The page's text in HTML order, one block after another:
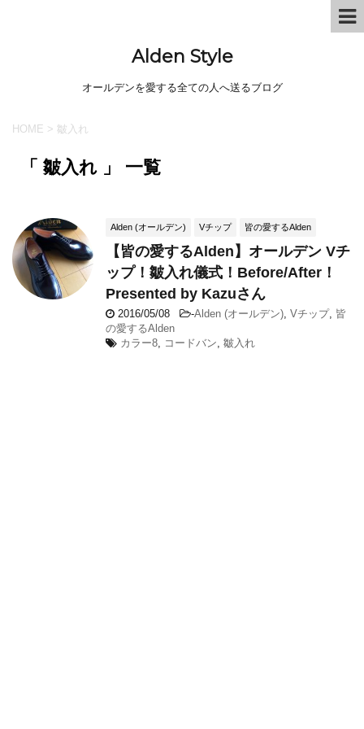
Alden Style
オールデンを愛する全ての人へ送るブログ
HOME > 皺入れ
「 皺入れ 」 一覧
Alden (オールデン) Vチップ 皆の愛するAlden
【皆の愛するAlden】オールデン Vチ
ップ！皺入れ儀式！Before/After！
Presented by Kazuさん
2016/05/08 -Alden (オールデン) Vチップ, 皆
の愛するAlden
カラー8
コードバン 皺入れ